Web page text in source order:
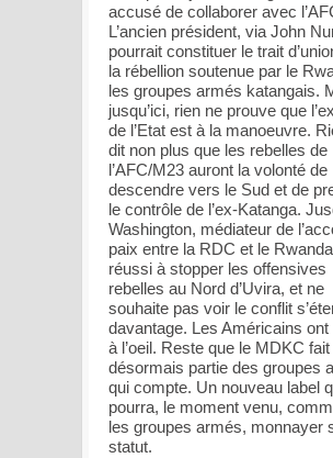
accusé de collaborer avec
L’ancien président, via John
pourrait constituer le trait
la rébellion soutenue par le
les groupes armés katangais.
jusqu’ici, rien ne prouve que
de l’Etat est à la manoeuvre.
dit non plus que les rebelles de
l’AFC/M23 auront la volonté de
descendre vers le Sud et de
le contrôle de l’ex-Katanga.
Washington, médiateur de
paix entre la RDC et le
réussi à stopper les offensives
rebelles au Nord d’Uvira, et ne
souhaite pas voir le conflit
davantage. Les Américains ont
à l’oeil. Reste que le MDKC fait
désormais partie des groupes
qui compte. Un nouveau label
pourra, le moment venu,
les groupes armés, monnayer
statut.